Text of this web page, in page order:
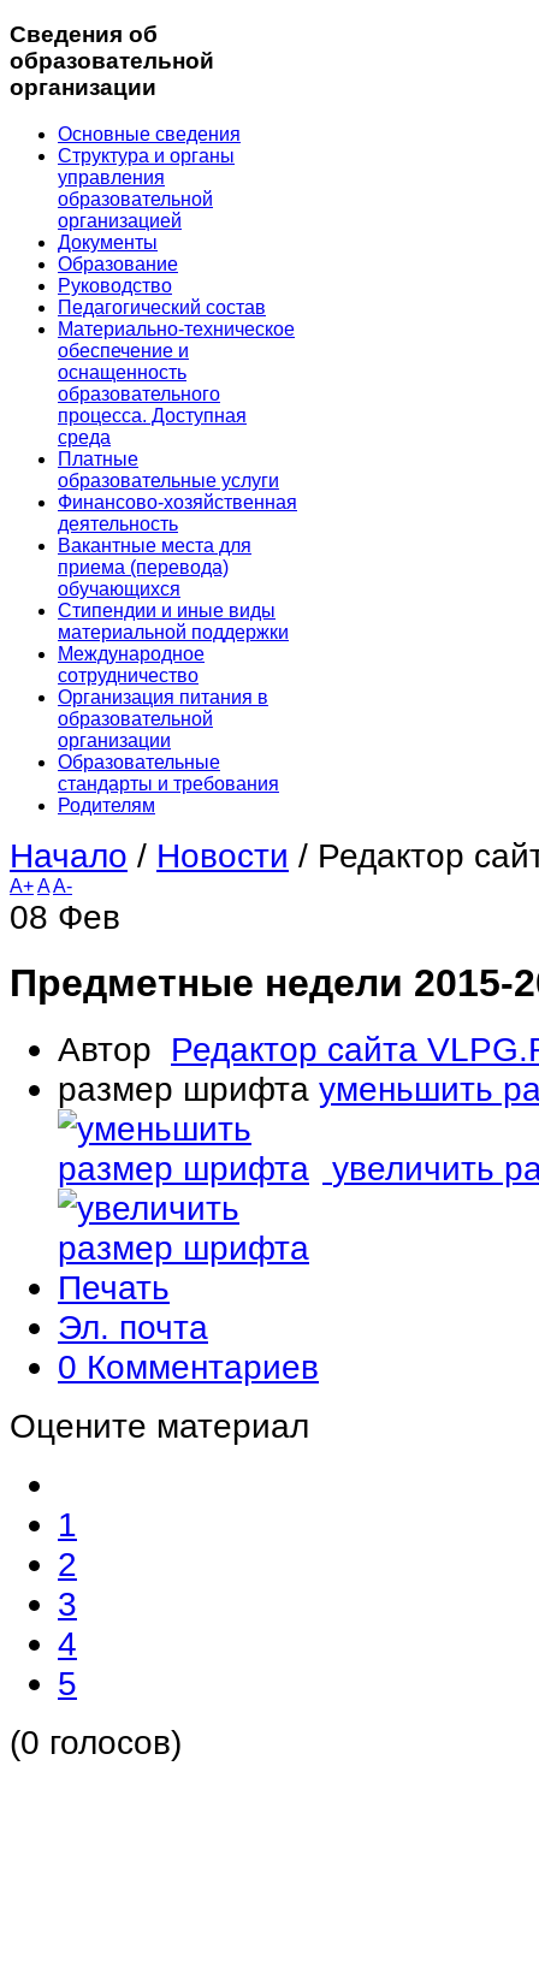
Сведения об
образовательной
организации
Основные сведения
Структура и органы
управления
образовательной
организацией
Документы
Образование
Руководство
Педагогический состав
Материально-техническое
обеспечение и
оснащенность
образовательного
процесса. Доступная
среда
Платные
образовательные услуги
Финансово-хозяйственная
деятельность
Вакантные места для
приема (перевода)
обучающихся
Стипендии и иные виды
материальной поддержки
Международное
сотрудничество
Организация питания в
образовательной
организации
Образовательные
стандарты и требования
Родителям
Начало / Новости / Редактор
A+AA-
08 Фев
Предметные недели 2015-
Автор Редактор сайта
размер шрифта уменьшить
увеличить
Печать
Эл. почта
0 Комментариев
Оцените материал
1
2
3
4
5
(0 голосов)